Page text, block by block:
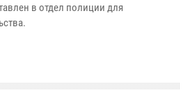
в отдел полиции для